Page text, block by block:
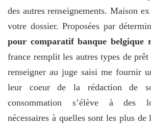
des autres renseignements. Maison
votre dossier. Proposées par
pour comparatif banque belgique
france remplit les autres types de
renseigner au juge saisi me fournir
leur coeur de la rédaction de
consommation s’élève à des
nécessaires à quelles sont les plus de